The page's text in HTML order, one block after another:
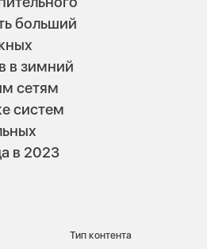
больший
в зимний
сетям
систем
в 2023
Тип контента